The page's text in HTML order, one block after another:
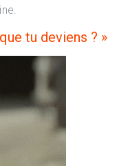
tu deviens ? »